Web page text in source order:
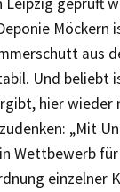
Möckern
aus
Und beliebt
hier wieder
„Mit
Wettbewerb
einzelner